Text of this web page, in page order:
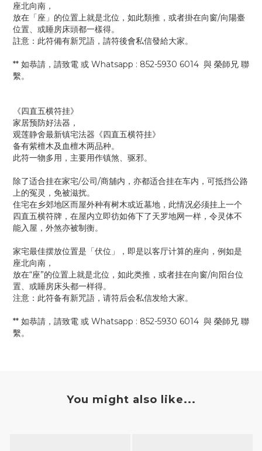
座北向南，
放在「座」的位置上就是北位，如此類推，或者掛在向窗/向陽臺
位置、或睡房床頭都一樣得。
註意：此符備有新咒語，請符後會私信發給大家。
** 如恭請，請致電 或 Whatsapp : 852-5930 6014 與 榮師兄 聯
繫。
《四直五横符挂》
家居预防好法器，
观莲静舍最新镇宅法器《四直五横符挂》
备有紫檀木及血檀木两品种。
此符一物多用，主要用作镇煞、驱邪。
除了适合挂在家宅/公司/商舖内，亦都适合挂在车内，可抵挡公路
上的冤灵，免被滋扰。
住宅在乡郊地区而屋外种有树木或近墓地，此情况必须挂上一个
四直五横符牌，在屋内立即彷如佈下了天罗地网一样，令灵体不
能入屋，外煞亦被制衡。
家宅最佳摆放位置是「伏位」，即是以客厅计算的座向，例如是
座北向南，
放在“座”的位置上就是北位，如此类推，或者挂在向窗/向阳台位
置、或睡房床头都一样得。
注意：此符备有新咒語，请符后会私信发给大家。
** 如恭請，請致電 或 Whatsapp : 852-5930 6014 與 榮師兄 聯
繫。
You might also like...